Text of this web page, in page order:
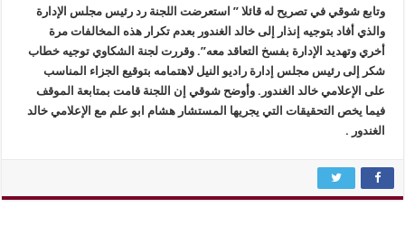
وتابع شوقي في تصريح له قائلا ” استعرضت اللجنة رد رئيس مجلس الإدارة
والذي أفاد بتوجيه إنذار إلى خالد الغندور بعدم تكرار هذه المخالفات مرة
أخري وتهديد الإدارة بفسخ التعاقد معه”. وقررت لجنة الشكاوي توجيه خطاب
شكر إلى رئيس مجلس إدارة راديو النيل لاهتمامه بتوقيع الجزاء المناسب
على الإعلامي خالد الغندور. وأوضح شوقي إن اللجنة قامت بمتابعة الموقف
فيما يخص التحقيقات التي يجريها المستشار هشام ابو علم مع الإعلامي خالد
الغندور .